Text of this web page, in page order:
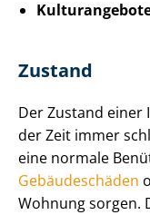
Zustand
Der Zustand
der Zeit immer
eine normale
Gebäudeschäden
Wohnung sorgen.